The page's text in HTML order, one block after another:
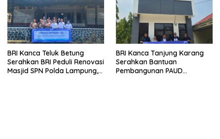
BRI Kanca Teluk Betung
Serahkan BRI Peduli Renovasi
Masjid SPN Polda Lampung,
BRI Kanca Tanjung Karang
Serahkan Bantuan
Pembangunan PAUD